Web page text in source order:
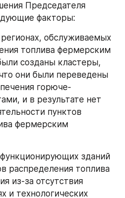
Председателя
факторы:
обслуживаемых
топлива фермерским
созданы кластеры,
они были переведены
горюче-
и в результате нет
пунктов
фермерским
зданий
распределения топлива
из-за отсутствия
и технологических